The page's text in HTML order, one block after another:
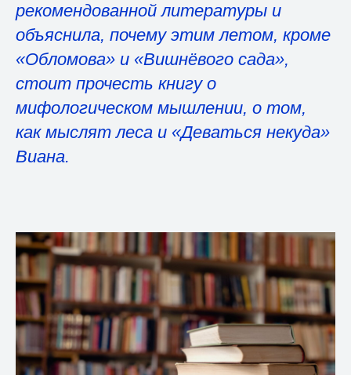
рекомендованной литературы и
объяснила, почему этим летом, кроме
«Обломова» и «Вишнёвого сада»,
стоит прочесть книгу о
мифологическом мышлении, о том,
как мыслят леса и «Деваться некуда»
Виана.